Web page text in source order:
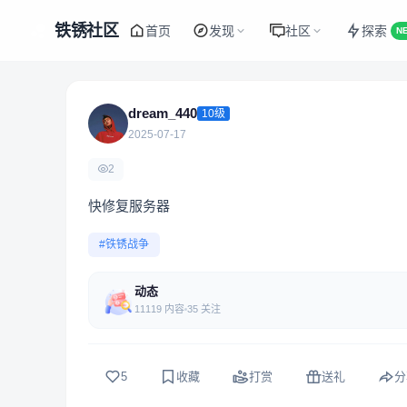
铁锈社区 首页 发现 社区 探索
dream_440 10级
2025-07-17
2
快修复服务器
#铁锈战争
动态
11119 内容 35 关注
5 收藏 打赏 送礼